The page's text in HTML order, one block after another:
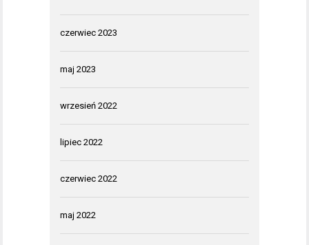
czerwiec 2023
maj 2023
wrzesień 2022
lipiec 2022
czerwiec 2022
maj 2022